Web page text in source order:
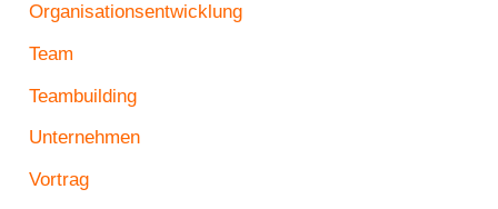
Organisationsentwicklung
Team
Teambuilding
Unternehmen
Vortrag